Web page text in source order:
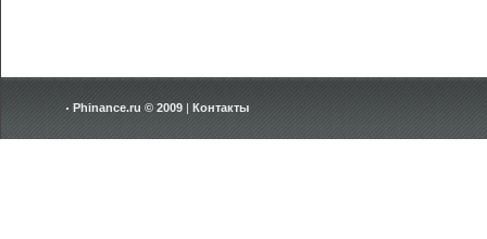
Phinance.ru © 2009 | Контакты